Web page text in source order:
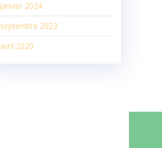
janvier 2024
septembre 2023
avril 2020